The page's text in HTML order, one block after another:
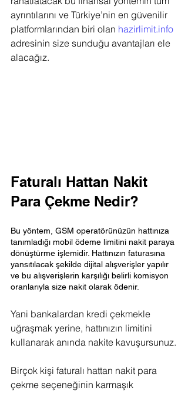
ayrıntılarını ve Türkiye’nin en güvenilir
platformlarından biri olan hazirlimit.info
adresinin size sunduğu avantajları ele
alacağız.
Faturalı Hattan Nakit
Para Çekme Nedir?
Bu yöntem, GSM operatörünüzün hattınıza
tanımladığı mobil ödeme limitini nakit paraya
dönüştürme işlemidir. Hattınızın faturasına
yansıtılacak şekilde dijital alışverişler yapılır
ve bu alışverişlerin karşılığı belirli komisyon
oranlarıyla size nakit olarak ödenir.
Yani bankalardan kredi çekmekle
uğraşmak yerine, hattınızın limitini
kullanarak anında nakite kavuşursunuz.
Birçok kişi faturalı hattan nakit para
çekme seçeneğinin karmaşık